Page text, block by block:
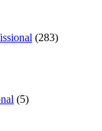
(283)
(5)